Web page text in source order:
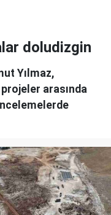
doludizgin
Yılmaz,
arasında